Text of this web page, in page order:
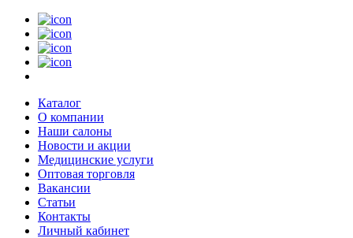
Каталог
О компании
Наши салоны
Новости и акции
Медицинские услуги
Оптовая торговля
Вакансии
Статьи
Контакты
Личный кабинет